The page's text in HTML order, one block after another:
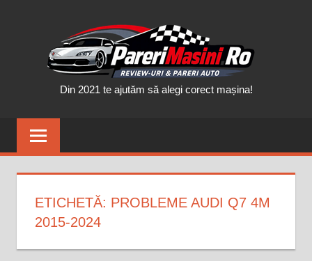
Din 2021 te ajutăm să alegi corect mașina!
ETICHETĂ: PROBLEME AUDI Q7 4M
2015-2024